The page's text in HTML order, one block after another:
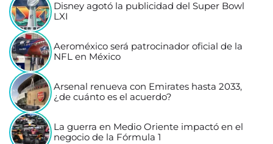
Disney agotó la publicidad del Super Bowl
LXI
Aeroméxico será patrocinador oficial de la
NFL en México
Arsenal renueva con Emirates hasta 2033,
¿de cuánto es el acuerdo?
La guerra en Medio Oriente impactó en el
negocio de la Fórmula 1